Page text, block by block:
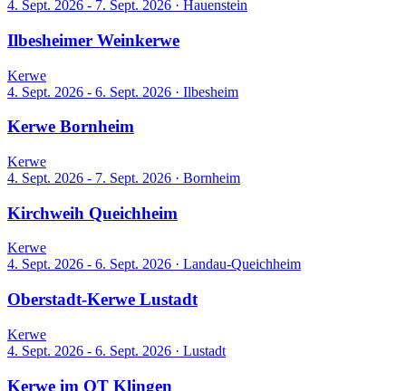
4. Sept. 2026 - 7. Sept. 2026 · Hauenstein
Ilbesheimer Weinkerwe
Kerwe
4. Sept. 2026 - 6. Sept. 2026 · Ilbesheim
Kerwe Bornheim
Kerwe
4. Sept. 2026 - 7. Sept. 2026 · Bornheim
Kirchweih Queichheim
Kerwe
4. Sept. 2026 - 6. Sept. 2026 · Landau-Queichheim
Oberstadt-Kerwe Lustadt
Kerwe
4. Sept. 2026 - 6. Sept. 2026 · Lustadt
Kerwe im OT Klingen